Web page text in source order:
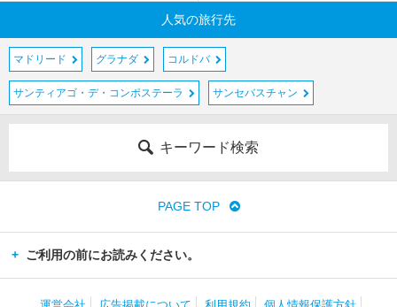
人気の旅行先
マドリード グラナダ コルドバ
サンティアゴ・デ・コンポステーラ サンセバスチャン
キーワード検索
PAGE TOP
ご利用の前にお読みください。